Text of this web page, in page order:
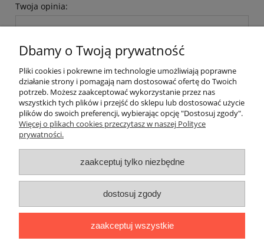
Twoja opinia:
Inteligentny dom ( POCKET HOME )
Promocje i transport gratis
Automatyka NOVATEK
Polityka prywatności
Zwroty i reklamacje
Dbamy o Twoją prywatność
Pliki cookies i pokrewne im technologie umożliwiają poprawne
działanie strony i pomagają nam dostosować ofertę do Twoich
potrzeb. Możesz zaakceptować wykorzystanie przez nas
wszystkich tych plików i przejść do sklepu lub dostosować użycie
plików do swoich preferencji, wybierając opcję "Dostosuj zgody".
Więcej o plikach cookies przeczytasz w naszej Polityce
prywatności.
zaakceptuj tylko niezbędne
dostosuj zgody
zaakceptuj wszystkie